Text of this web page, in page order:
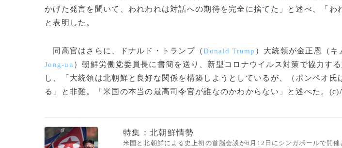
かげた発言を聞いて、われわれは対話への期待を完全に捨てた」と述べ、「わ
と表明した。
同高官はさらに、ドナルド・トランプ（Donald Trump ）大統領が金正恩（キ
Jong-un ）朝鮮労働党委員長に書簡を送り、新型コロナウイルス対策で協力す
し、「大統領は北朝鮮と良好な関係を構築しようとしているが、（ポンペオ氏
る」と非難。「米国の本当の最高司令官が誰なのかわからない」と述べた。
特集：北朝鮮情勢
米国と北朝鮮による史上初の首脳会談が6月12日にシンガポールで開催